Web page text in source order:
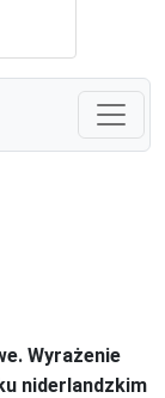
Wyrażenie
niderlandzkim